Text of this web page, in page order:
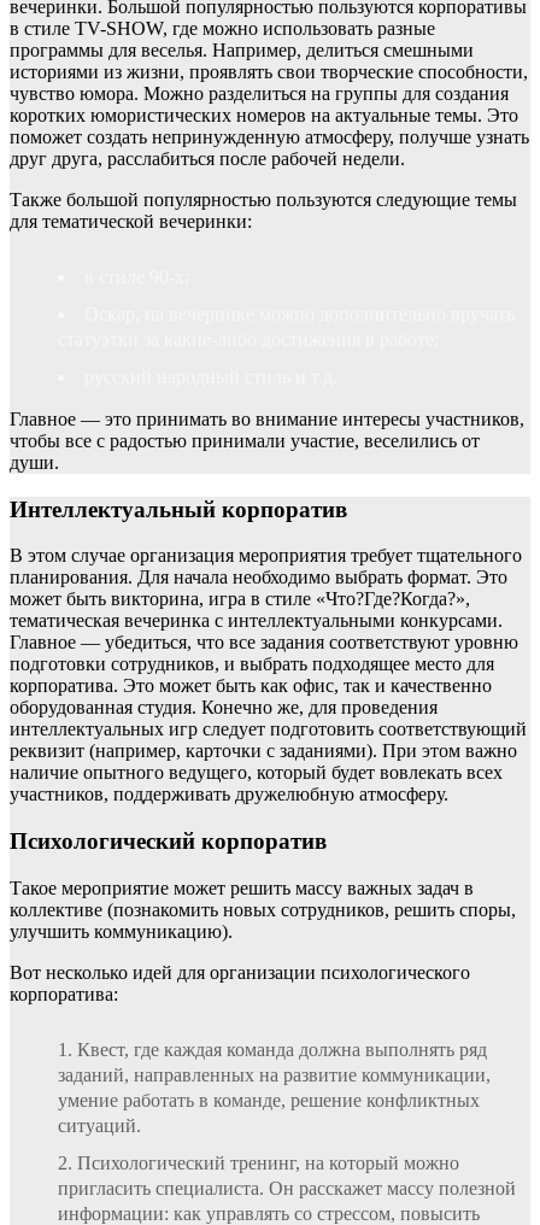
вечеринки. Большой популярностью пользуются корпоративы
в стиле TV-SHOW, где можно использовать разные
программы для веселья. Например, делиться смешными
историями из жизни, проявлять свои творческие способности,
чувство юмора. Можно разделиться на группы для создания
коротких юмористических номеров на актуальные темы. Это
поможет создать непринужденную атмосферу, получше узнать
друг друга, расслабиться после рабочей недели.
Также большой популярностью пользуются следующие темы
для тематической вечеринки:
Главное — это принимать во внимание интересы участников,
чтобы все с радостью принимали участие, веселились от
души.
Интеллектуальный корпоратив
В этом случае организация мероприятия требует тщательного
планирования. Для начала необходимо выбрать формат. Это
может быть викторина, игра в стиле «Что?Где?Когда?»,
тематическая вечеринка с интеллектуальными конкурсами.
Главное — убедиться, что все задания соответствуют уровню
подготовки сотрудников, и выбрать подходящее место для
корпоратива. Это может быть как офис, так и качественно
оборудованная студия. Конечно же, для проведения
интеллектуальных игр следует подготовить соответствующий
реквизит (например, карточки с заданиями). При этом важно
наличие опытного ведущего, который будет вовлекать всех
участников, поддерживать дружелюбную атмосферу.
Психологический корпоратив
Такое мероприятие может решить массу важных задач в
коллективе (познакомить новых сотрудников, решить споры,
улучшить коммуникацию).
Вот несколько идей для организации психологического
корпоратива:
Квест, где каждая команда должна выполнять ряд
заданий, направленных на развитие коммуникации,
умение работать в команде, решение конфликтных
ситуаций.
Психологический тренинг, на который можно
пригласить специалиста. Он расскажет массу полезной
информации: как управлять со стрессом, повысить